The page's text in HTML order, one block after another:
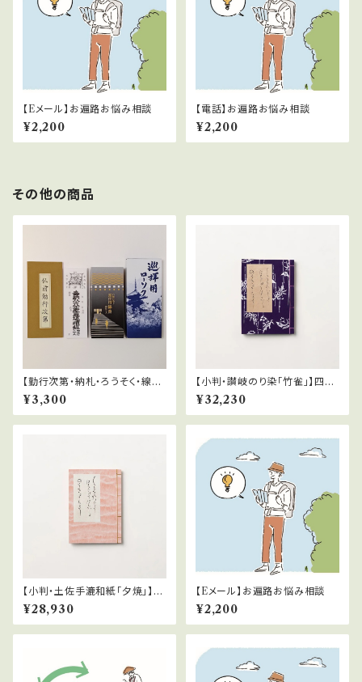
【Eメール】お遍路お悩み相談
¥2,200
【電話】お遍路お悩み相談
¥2,200
その他の商品
【勤行次第・納札・ろうそく・線
香】お遍路参拝用品セット
¥3,300
【小判・讃岐のり染「竹雀」】四国
八十八ヶ所霊場巡礼専用仕様納
経帳
¥32,230
【小判・土佐手漉和紙「夕焼」】四
国八十八ヶ所霊場巡礼専用仕様
納経帳
¥28,930
【Eメール】お遍路お悩み相談
¥2,200